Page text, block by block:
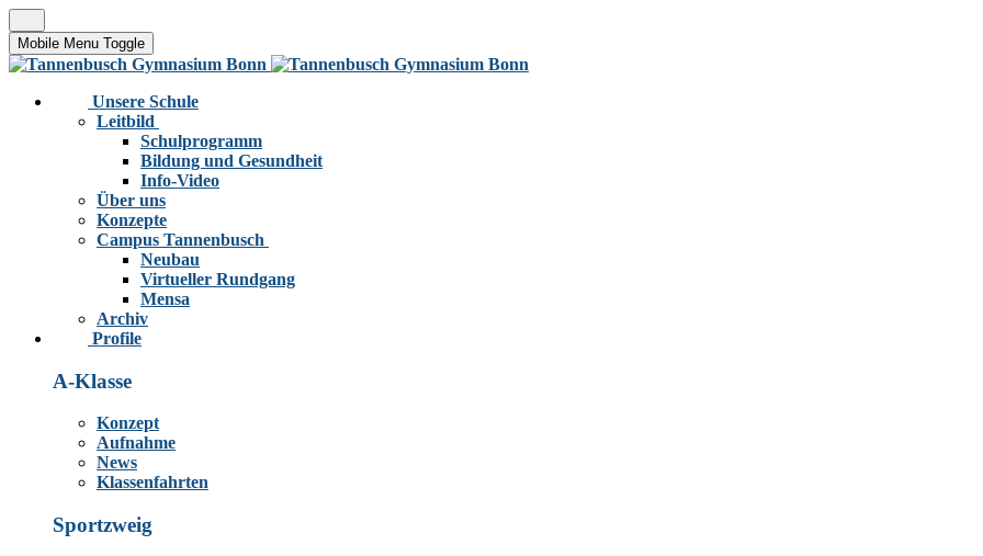
Mobile Menu Toggle
Unsere Schule
Leitbild
Schulprogramm
Bildung und Gesundheit
Info-Video
Über uns
Konzepte
Campus Tannenbusch
Neubau
Virtueller Rundgang
Mensa
Archiv
Profile
A-Klasse
Konzept
Aufnahme
News
Klassenfahrten
Sportzweig